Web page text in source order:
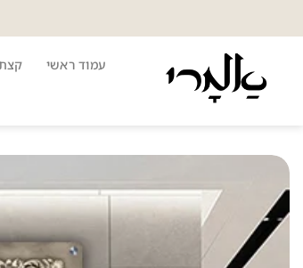
to
עמוד ראשי